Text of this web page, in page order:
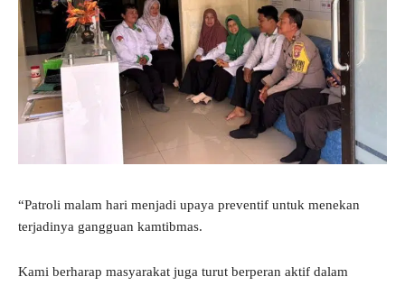
“Patroli malam hari menjadi upaya preventif untuk menekan
terjadinya gangguan kamtibmas.
Kami berharap masyarakat juga turut berperan aktif dalam